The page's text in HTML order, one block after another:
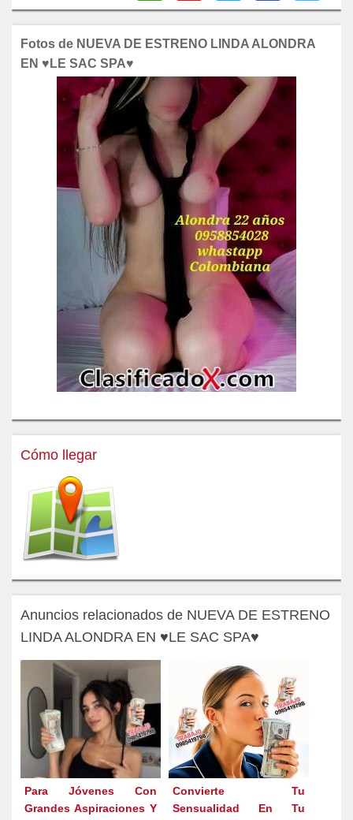
Fotos de NUEVA DE ESTRENO LINDA ALONDRA
EN ♥LE SAC SPA♥
Cómo llegar
Anuncios relacionados de NUEVA DE ESTRENO
LINDA ALONDRA EN ♥LE SAC SPA♥
Para Jóvenes Con
Grandes Aspiraciones Y
Convierte Tu
Sensualidad En Tu